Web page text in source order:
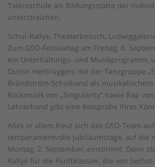
Talentschule als Bildungsstätte der
unterstreichen.
Schul-Rallye, Theaterbesuch,
Zum GSO-Festivaltag am Freitag, 6.
ein Unterhaltungs- und Musikprogramm,
Dustin Herbrüggen, mit der Tanzgruppe
Brändström-Schulband als musikalischem
Rockmusik von „Singularity“ sowie Rap
Lehrerband gibt eine Kostprobe ihres
Alles in allem freut sich das GSO-Team
temperamentvolle Jubiläumstage, auf die
Montag, 2. September, einstimmt: Dann
Rallye für die Fünftklässler, die von